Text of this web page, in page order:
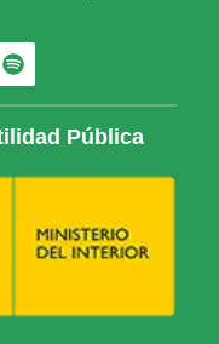
Pública